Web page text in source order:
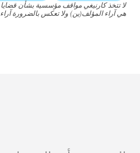
لا تتخذ كارنيغي مواقف مؤسسية بشأن قضايا
هي آراء المؤلف(ين) ولا تعكس بالضرورة آراء